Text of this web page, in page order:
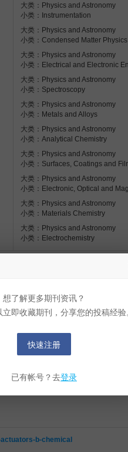
大类：Physics and Astronomy
小类：Instrumentation
大类：Physics and Astronomy
小类：Condensed Matter Physics
大类：Physics and Astronomy
小类：Electrical and Electronic
大类：Physics and Astronomy
小类：Spectroscopy
大类：Physics and Astronomy
小类：Metals and Alloys
大类：Physics and Astronomy
小类：Analytical Chemistry
大类：Physics and Astronomy
小类：Surfaces, Coatings and
大类：Physics and Astronomy
小类：Electronic, Optical and
大类：Physics and Astronomy
小类：Materials Chemistry
大类：Physics and Astronomy
小类：Electrochemistry
journal dedicated to publishing
The journal aims to
to solve meaningful analytical
by experimental results and as
compared with the state of
properly validated.
to, the following areas:
mechanisms and detection principles
chip-based detection devices
and nanomotors, microfluidic
and other biochips and microarray
b-chemical
想了解更多期刊资讯？
即收藏期刊，分享您的投稿经验。
快速注册
已有帐号？去登录